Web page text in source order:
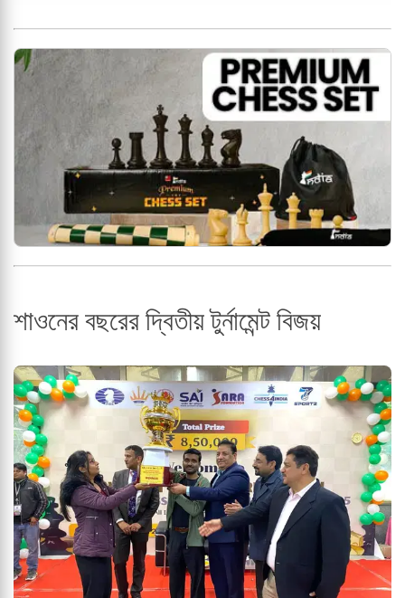
শাওনের বছরের দ্বিতীয় টুর্নামেন্ট বিজয়